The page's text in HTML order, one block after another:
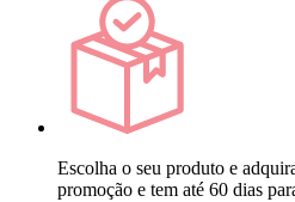
Escolha o seu produto e
promoção e tem até 60 dias